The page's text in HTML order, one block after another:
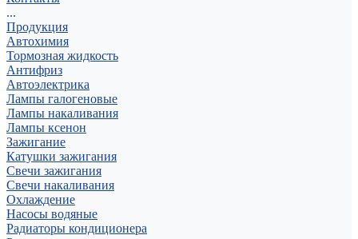
...
Продукция
Автохимия
Тормозная жидкость
Антифриз
Автоэлектрика
Лампы галогеновые
Лампы накаливания
Лампы ксенон
Зажигание
Катушки зажигания
Свечи зажигания
Свечи накаливания
Охлаждение
Насосы водяные
Радиаторы кондиционера